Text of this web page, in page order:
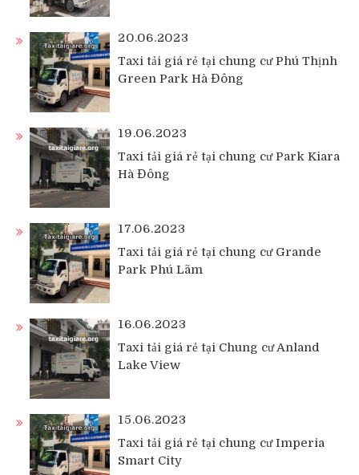
20.06.2023
Taxi tải giá rẻ tại chung cư Phú Thịnh
Green Park Hà Đông
19.06.2023
Taxi tải giá rẻ tại chung cư Park Kiara
Hà Đông
17.06.2023
Taxi tải giá rẻ tại chung cư Grande
Park Phú Lãm
16.06.2023
Taxi tải giá rẻ tại Chung cư Anland
Lake View
15.06.2023
Taxi tải giá rẻ tại chung cư Imperia
Smart City